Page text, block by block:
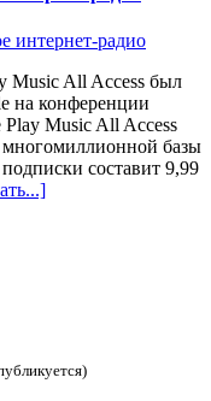
Music All Access был
на конференции
Music All Access
базы
составит 9,99